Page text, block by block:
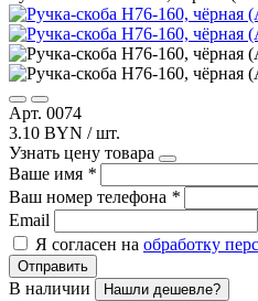
Арт. 0074
3.10 BYN / шт.
Узнать цену товара
Ваше имя *
Ваш номер телефона *
Email
Я согласен на обработку
Отправить
В наличии Нашли дешевле?